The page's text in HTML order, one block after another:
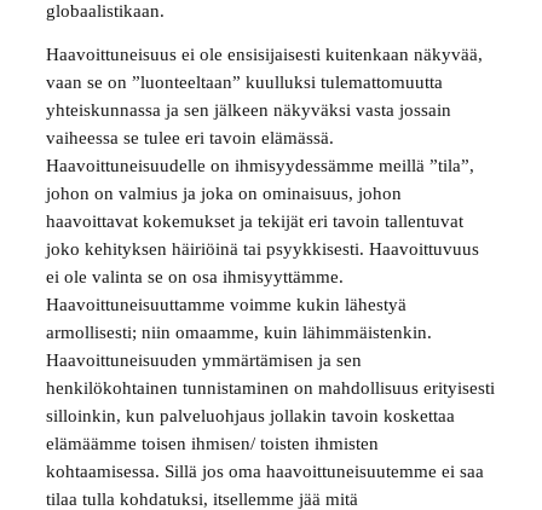
globaalistikaan.
Haavoittuneisuus ei ole ensisijaisesti kuitenkaan näkyvää,
vaan se on ”luonteeltaan” kuulluksi tulemattomuutta
yhteiskunnassa ja sen jälkeen näkyväksi vasta jossain
vaiheessa se tulee eri tavoin elämässä.
Haavoittuneisuudelle on ihmisyydessämme meillä ”tila”,
johon on valmius ja joka on ominaisuus, johon
haavoittavat kokemukset ja tekijät eri tavoin tallentuvat
joko kehityksen häiriöinä tai psyykkisesti. Haavoittuvuus
ei ole valinta se on osa ihmisyyttämme.
Haavoittuneisuuttamme voimme kukin lähestyä
armollisesti; niin omaamme, kuin lähimmäistenkin.
Haavoittuneisuuden ymmärtämisen ja sen
henkilökohtainen tunnistaminen on mahdollisuus erityisesti
silloinkin, kun palveluohjaus jollakin tavoin koskettaa
elämäämme toisen ihmisen/ toisten ihmisten
kohtaamisessa. Sillä jos oma haavoittuneisuutemme ei saa
tilaa tulla kohdatuksi, itsellemme jää mitä